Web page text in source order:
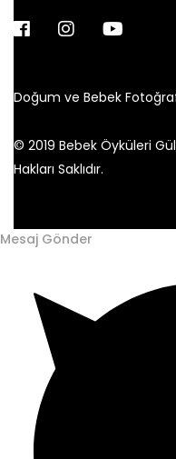
Doğum ve Bebek
© 2019 Bebek Öyküleri
Hakları Saklıdır.
Mesaj Gönder